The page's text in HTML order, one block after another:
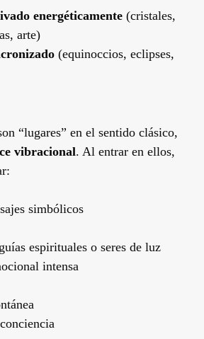
energéticamente(cristales,
arte)
(equinoccios, eclipses,
“lugares” en el sentido clásico,
vibracional. Al entrar en ellos,
simbólicos
espirituales o seres de luz
intensa